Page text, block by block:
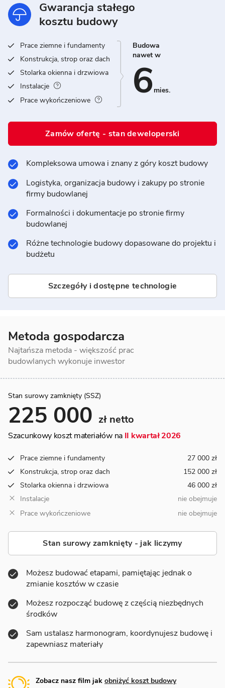
Metoda gospodarcza
Najtańsza metoda - większość prac
budowlanych wykonuje inwestor
Stan surowy zamknięty (SSZ)
225 000 zł netto
Szacunkowy koszt materiałów na II kwartał 2026
Prace ziemne i fundamenty
27 000 zł
Konstrukcja, strop oraz dach
152 000 zł
Stolarka okienna i drzwiowa
46 000 zł
Instalacje
nie obejmuje
Prace wykończeniowe
nie obejmuje
Stan surowy zamknięty - jak liczymy
Możesz budować etapami, pamiętając jednak o
zmianie kosztów w czasie
Możesz rozpocząć budowę z częścią niezbędnych
środków
Sam ustalasz harmonogram, koordynujesz budowę i
zapewniasz materiały
Zobacz nasz film jak obniżyć koszt budowy
Gwarancja stałego
kosztu budowy
Prace ziemne i fundamenty
Konstrukcja, strop oraz dach
Stolarka okienna i drzwiowa
Instalacje
Prace wykończeniowe
Budowa
nawet w
6 mies.
Zamów ofertę - stan deweloperski
Kompleksowa umowa i znany z góry koszt budowy
Logistyka, organizacja budowy i zakupy po stronie
firmy budowlanej
Formalności i dokumentacje po stronie firmy
budowlanej
Różne technologie budowy dopasowane do projektu i
budżetu
Szczegóły i dostępne technologie